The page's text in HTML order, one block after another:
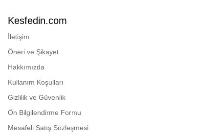
Kesfedin.com
İletişim
Öneri ve Şikayet
Hakkımızda
Kullanım Koşulları
Gizlilik ve Güvenlik
Ön Bilgilendirme Formu
Mesafeli Satış Sözleşmesi